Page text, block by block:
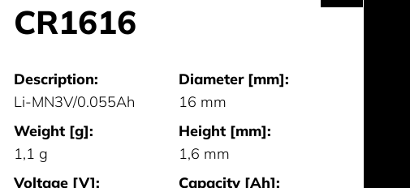
CR1616
Description:
Li-MN3V/0.055Ah
Diameter [mm]:
16 mm
Weight [g]:
1,1 g
Height [mm]:
1,6 mm
Voltage [V]:
Capacity [Ah]: